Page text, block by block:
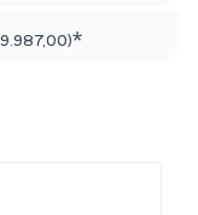
)*